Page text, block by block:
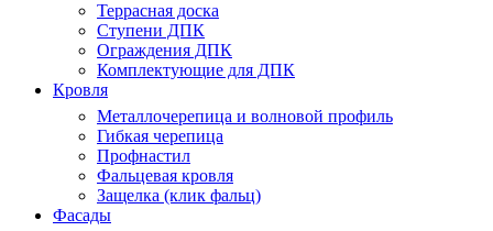
Террасная доска
Ступени ДПК
Ограждения ДПК
Комплектующие для ДПК
Кровля
Металлочерепица и волновой профиль
Гибкая черепица
Профнастил
Фальцевая кровля
Защелка (клик фальц)
Фасады